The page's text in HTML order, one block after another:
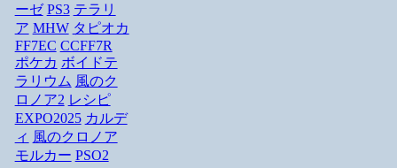
ーゼ PS3 テラリ
ア MHW タピオカ
FF7EC CCFF7R
ポケカ ボイドテ
ラリウム 風のク
ロノア2 レシピ
EXPO2025 カルデ
ィ 風のクロノア
モルカー PSO2